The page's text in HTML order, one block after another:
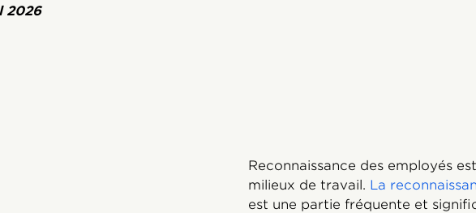
2026
Reconnaissance des employés
milieux de travail. La
est une partie fréquente et